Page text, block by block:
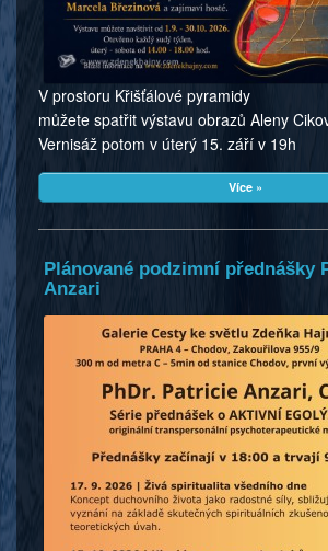
V prostoru Křišťálové pyramidy
můžete spatřit výstavu obrazů Aleny
Vernisáž potom v úterý 15. září v 19h
Více »
Plánované podzimní přednášky
Anzari